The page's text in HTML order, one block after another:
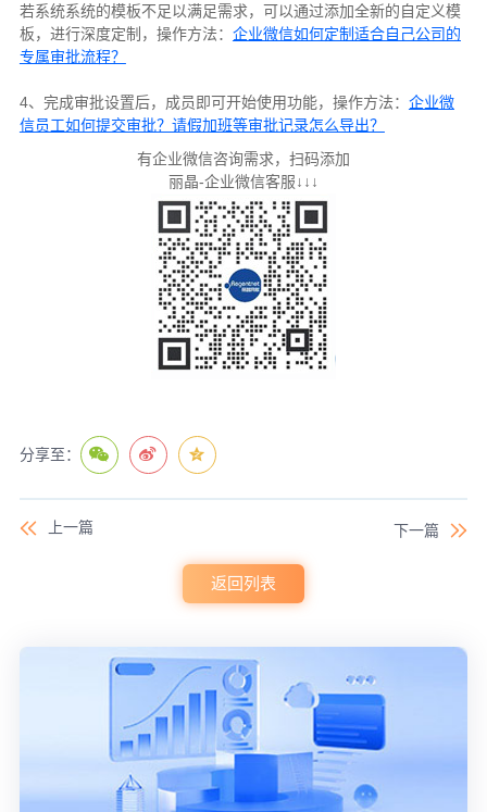
若系统系统的模板不足以满足需求，可以通过添加全新的自定义模
板，进行深度定制，操作方法： 企业微信如何定制适合自己公司的
专属审批流程？
4、完成审批设置后，成员即可开始使用功能，操作方法： 企业微
信员工如何提交审批？请假加班等审批记录怎么导出？
有企业微信咨询需求，扫码添加
丽晶-企业微信客服↓↓↓
分享至：
上一篇 下一篇
返回列表